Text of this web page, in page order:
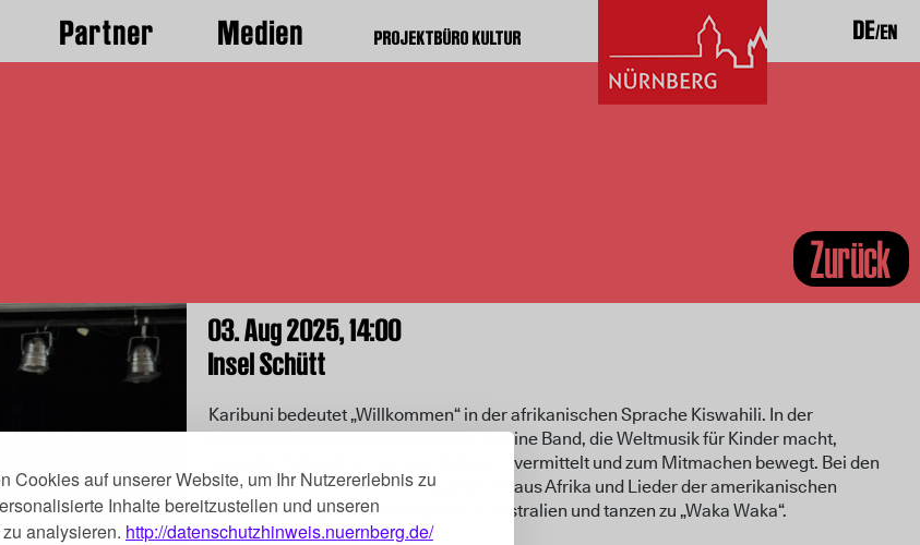
Cookies auf unserer Website, um Ihr Nutzererlebnis zu
Inhalte bereitzustellen und unseren
analysieren. http://datenschutzhinweis.nuernberg.de/
PROJEKTBÜRO KULTUR
Partner Medien DE EN
Zurück
03. Aug 2025,14:00
Insel Schütt
Karibuni bedeutet „Willkommen“ in der afrikanischen Sprache Kiswahili. In der
Kindermusikszene steht der Name für eine Band, die Weltmusik für Kinder macht,
spielerisch Aspekte „fremder Kulturen“ vermittelt und zum Mitmachen bewegt. Bei den
Konzerten lernen die Kinder Spiellieder aus Afrika und Lieder der amerikanischen
Natives, sie hüpfen wie Kängurus in Australien und tanzen zu „Waka Waka“.